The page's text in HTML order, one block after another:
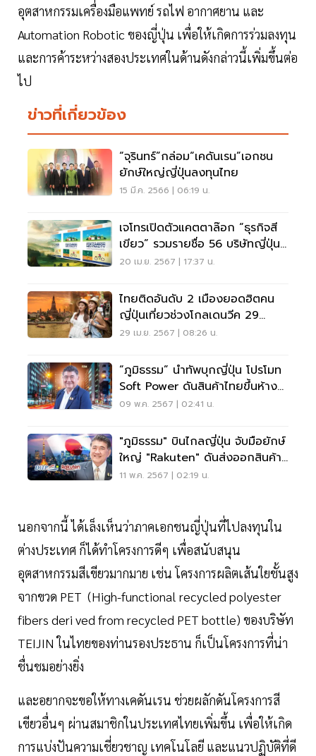
อุตสาหกรรมเครื่องมือแพทย์ รถไฟ อากาศยาน และ
Automation Robotic ของญี่ปุ่น เพื่อให้เกิดการร่วมลงทุน
และการค้าระหว่างสองประเทศในด้านดังกล่าวนี้เพิ่มขึ้นต่อ
ไป
ข่าวที่เกี่ยวข้อง
“จุรินทร์”กล่อม“เคดันเรน”เอกชน
ยักษ์ใหญ่ญี่ปุ่นลงทุนไทย
15 มี.ค. 2566 | 06:19 น.
เจโทรเปิดตัวแคตตาล๊อก “ธุรกิจสี
เขียว” รวมรายชื่อ 56 บริษัทญี่ปุ่น
รักษ์โลก
20 เม.ย. 2567 | 17:37 น.
ไทยติดอันดับ 2 เมืองยอดฮิตคน
ญี่ปุ่นเที่ยวช่วงโกลเดนวีค 29
เม.ย.-6 พ.ค.67
29 เม.ย. 2567 | 08:26 น.
“ภูมิธรรม” นำทัพบุกญี่ปุ่น โปรโมท
Soft Power ดันสินค้าไทยขึ้นห้าง
เพิ่ม
09 พ.ค. 2567 | 02:41 น.
"ภูมิธรรม" บินไกลญี่ปุ่น จับมือยักษ์
ใหญ่ "Rakuten" ดันส่งออกสินค้า
SME ไทย
11 พ.ค. 2567 | 02:19 น.
นอกจากนี้ ได้เล็งเห็นว่าภาคเอกชนญี่ปุ่นที่ไปลงทุนใน
ต่างประเทศ ก็ได้ทำโครงการดีๆ เพื่อสนับสนุน
อุตสาหกรรมสีเขียวมากมาย เช่น โครงการผลิตเส้นใยชั้นสูง
จากขวด PET (High-functional recycled polyester
fibers deri ved from recycled PET bottle) ของบริษัท
TEIJIN ในไทยของท่านรองประธาน ก็เป็นโครงการที่น่า
ชื่นชมอย่างยิ่ง
และอยากจะขอให้ทางเคดันเรน ช่วยผลักดันโครงการสี
เขียวอื่นๆ ผ่านสมาชิกในประเทศไทยเพิ่มขึ้น เพื่อให้เกิด
การแบ่งปันความเชี่ยวชาญ เทคโนโลยี และแนวปฏิบัติที่ดี